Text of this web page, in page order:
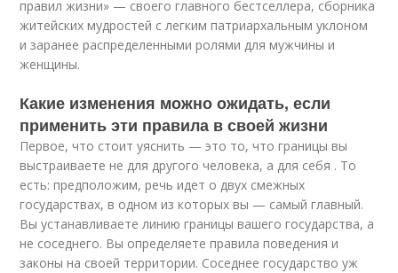
правил жизни» — своего главного бестселлера, сборника
житейских мудростей с легким патриархальным уклоном
и заранее распределенными ролями для мужчины и
женщины.
Какие изменения можно ожидать, если
применить эти правила в своей жизни
Первое, что стоит уяснить — это то, что границы вы
выстраиваете не для другого человека, а для себя . То
есть: предположим, речь идет о двух смежных
государствах, в одном из которых вы — самый главный.
Вы устанавливаете линию границы вашего государства, а
не соседнего. Вы определяете правила поведения и
законы на своей территории. Соседнее государство уж